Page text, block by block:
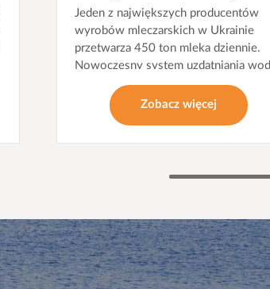
Jeden z największych producentów
wyrobów mleczarskich w Ukrainie
przetwarza 450 ton mleka dziennie.
Nowoczesny system uzdatniania
optymalizuje pracę fabryki
zużycie wody i energii.
Zobacz więcej